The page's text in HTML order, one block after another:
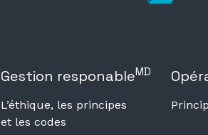
Gestion responableMD
L’éthique, les principes
et les codes